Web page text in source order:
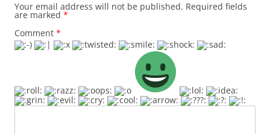
Your email address will not be published. Required fields
are marked *
Comment *